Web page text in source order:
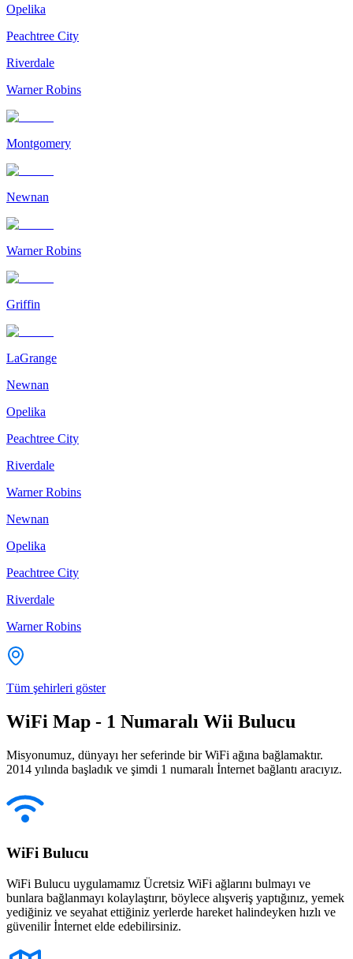
Opelika
Peachtree City
Riverdale
Warner Robins
Montgomery
Newnan
Warner Robins
Griffin
LaGrange
Newnan
Opelika
Peachtree City
Riverdale
Warner Robins
Newnan
Opelika
Peachtree City
Riverdale
Warner Robins
Tüm şehirleri göster
WiFi Map - 1 Numaralı Wii Bulucu
Misyonumuz, dünyayı her seferinde bir WiFi ağına bağlamaktır.
2014 yılında başladık ve şimdi 1 numaralı İnternet bağlantı aracıyız.
WiFi Bulucu
WiFi Bulucu uygulamamız Ücretsiz WiFi ağlarını bulmayı ve
bunlara bağlanmayı kolaylaştırır, böylece alışveriş yaptığınız, yemek
yediğiniz ve seyahat ettiğiniz yerlerde hareket halindeyken hızlı ve
güvenilir İnternet elde edebilirsiniz.